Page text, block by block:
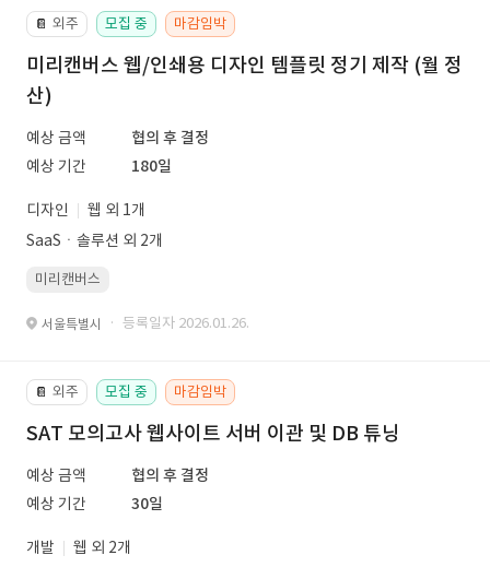
📔 외주 모집 중 마감임박
미리캔버스 웹/인쇄용 디자인 템플릿 정기 제작 (월 정
산)
예상 금액
협의 후 결정
예상 기간
180일
디자인
웹 외 1개
SaaSㆍ솔루션 외 2개
미리캔버스
서울특별시 · 등록일자 2026.01.26.
📔 외주 모집 중 마감임박
SAT 모의고사 웹사이트 서버 이관 및 DB 튜닝
예상 금액
협의 후 결정
예상 기간
30일
개발
웹 외 2개